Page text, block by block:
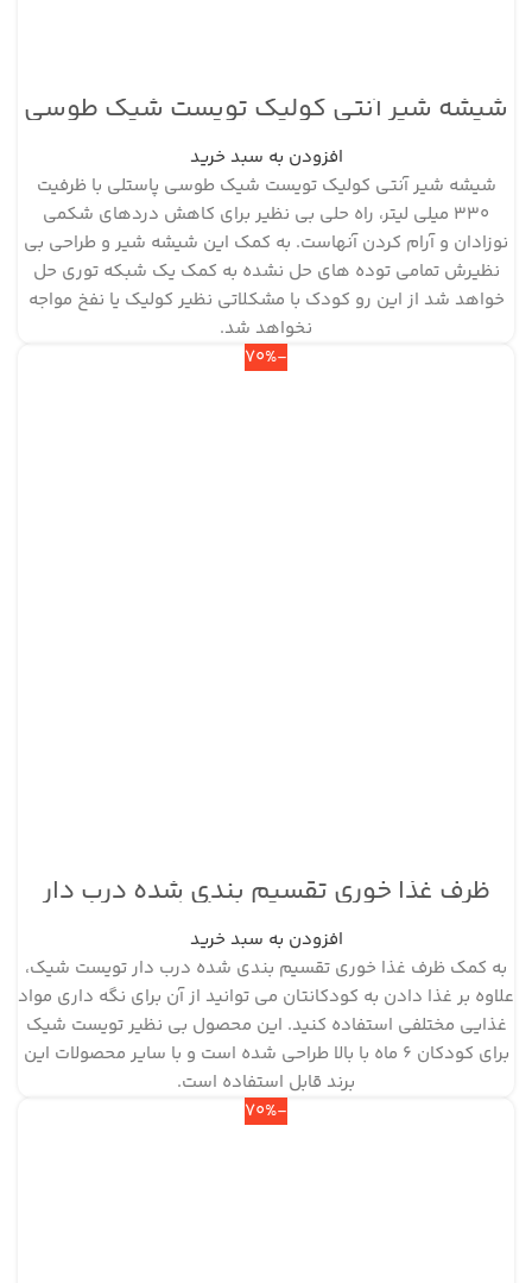
شیشه شیر آنتی کولیک تویست شیک طوسی
پاستل ظرفیت ۳۳۰ میلی لیتر
افزودن به سبد خرید
شیشه شیر آنتی کولیک تویست شیک طوسی پاستلی با ظرفیت
330 میلی لیتر، راه حلی بی نظیر برای کاهش دردهای شکمی
نوزادان و آرام کردن آنهاست. به کمک این شیشه شیر و طراحی بی
نظیرش تمامی توده های حل نشده به کمک یک شبکه توری حل
خواهد شد از این رو کودک با مشکلاتی نظیر کولیک یا نفخ مواجه
نخواهد شد.
-70%
ظرف غذا خوری تقسیم بندی شده درب دار
سفید تویست شیک
افزودن به سبد خرید
به کمک ظرف غذا خوری تقسیم بندی شده درب دار تویست شیک،
علاوه بر غذا دادن به کودکانتان می توانید از آن برای نگه داری مواد
غذایی مختلفی استفاده کنید. این محصول بی نظیر تویست شیک
برای کودکان 6 ماه با بالا طراحی شده است و با سایر محصولات این
برند قابل استفاده است.
-70%